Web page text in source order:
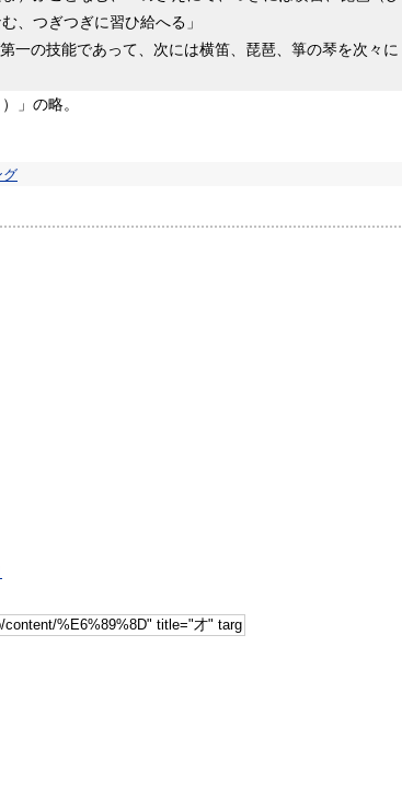
、つぎつぎに習ひ給へる」
一の技能であって、次には横笛、琵琶、箏の琴を次々に
」の略。
グ